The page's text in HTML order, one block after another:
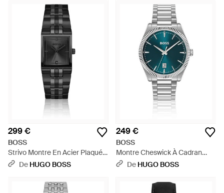
299 €
BOSS
Strivo Montre En Acier Plaqué
Avec Effet À Rayures - Noir
De HUGO BOSS
249 €
BOSS
Montre Cheswick À Cadran
Bleu Et Lunette Cannelée -
De HUGO BOSS